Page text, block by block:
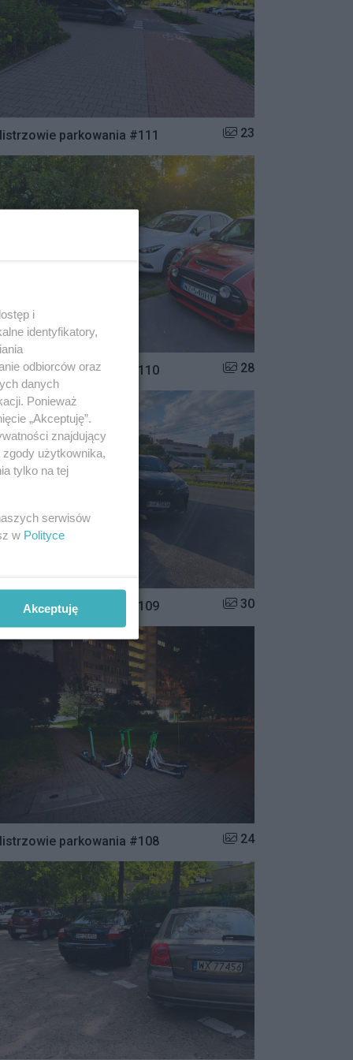
parkowania #111 Liczba zdjęć w galerii:
23
parkowania #110 Liczba zdjęć w galerii:
28
parkowania #109 Liczba zdjęć w galerii:
30
parkowania #108 Liczba zdjęć w galerii:
24
i
identyfikatory,
odbiorców oraz
danych
Ponieważ
„Akceptuję”.
znajdujący
użytkownika,
tylko na tej
serwisów
w Polityce
Akceptuję